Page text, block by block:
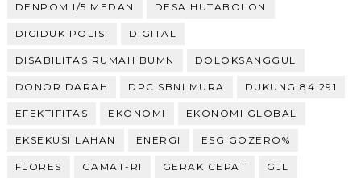
DENPOM I/5 MEDAN DESA HUTABOLON
DICIDUK POLISI DIGITAL
DISABILITAS RUMAH BUMN DOLOKSANGGUL
DONOR DARAH DPC SBNI MURA DUKUNG 84.291
EFEKTIFITAS EKONOMI EKONOMI GLOBAL
EKSEKUSI LAHAN ENERGI ESG GOZERO%
FLORES GAMAT-RI GERAK CEPAT GJL